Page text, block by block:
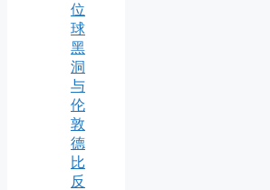
位
球
黑
洞
与
伦
敦
德
比
反